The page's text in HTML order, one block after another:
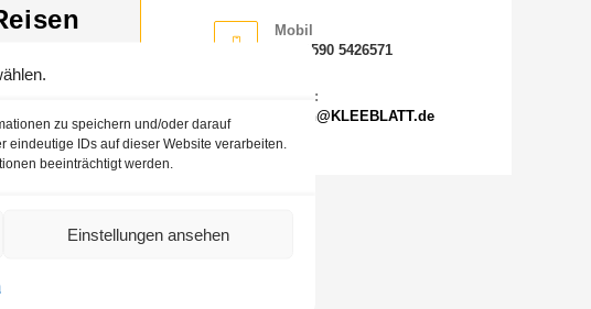
zu speichern und/oder darauf
IDs auf dieser Website verarbeiten.
beeinträchtigt werden.
Einstellungen ansehen
Kiel mit der
Hamburg
Mobil
+49 1590 5426571
Email:
reisen@KLEEBLATT.de